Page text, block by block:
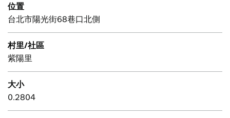
位置
台北市陽光街68巷口北側
村里/社區
紫陽里
大小
0.2804